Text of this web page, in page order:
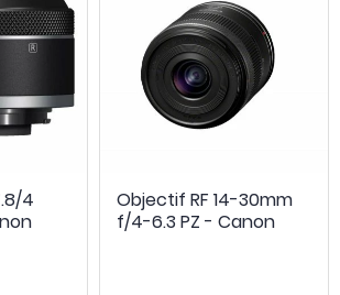
4
Objectif RF 14-30mm
f/4-6.3 PZ - Canon